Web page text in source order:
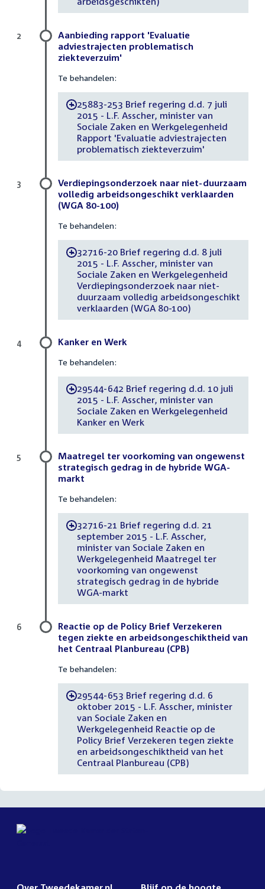
Aanbieding rapport 'Evaluatie
adviestrajecten problematisch
ziekteverzuim'
Te behandelen:
-25883-253 Brief regering d.d. 7 juli
2015 - L.F. Asscher, minister van
Sociale Zaken en Werkgelegenheid
Rapport 'Evaluatie adviestrajecten
problematisch ziekteverzuim'
2
Verdiepingsonderzoek naar niet-duurzaam
volledig arbeidsongeschikt verklaarden
(WGA 80-100)
Te behandelen:
-32716-20 Brief regering d.d. 8 juli
2015 - L.F. Asscher, minister van
Sociale Zaken en Werkgelegenheid
Verdiepingsonderzoek naar niet-
duurzaam volledig arbeidsongeschikt
verklaarden (WGA 80-100)
3
Kanker en Werk
Te behandelen:
-29544-642 Brief regering d.d. 10 juli
2015 - L.F. Asscher, minister van
Sociale Zaken en Werkgelegenheid
Kanker en Werk
4
Maatregel ter voorkoming van ongewenst
strategisch gedrag in de hybride WGA-
markt
Te behandelen:
-32716-21 Brief regering d.d. 21
september 2015 - L.F. Asscher,
minister van Sociale Zaken en
Werkgelegenheid Maatregel ter
voorkoming van ongewenst
strategisch gedrag in de hybride
WGA-markt
5
Reactie op de Policy Brief Verzekeren
tegen ziekte en arbeidsongeschiktheid van
het Centraal Planbureau (CPB)
Te behandelen:
-29544-653 Brief regering d.d. 6
oktober 2015 - L.F. Asscher, minister
van Sociale Zaken en
Werkgelegenheid Reactie op de
Policy Brief Verzekeren tegen ziekte
en arbeidsongeschiktheid van het
Centraal Planbureau (CPB)
6